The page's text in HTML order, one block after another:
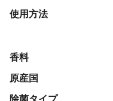
使用方法
香料
原産国